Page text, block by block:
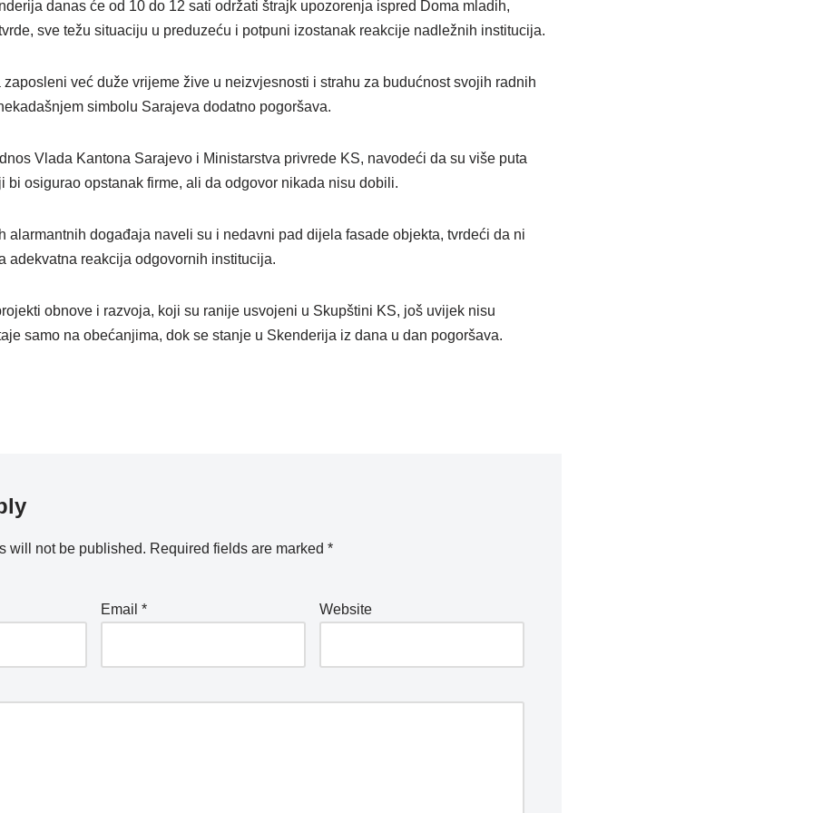
danas će od 10 do 12 sati održati štrajk upozorenja ispred Doma mladih,
sve težu situaciju u preduzeću i potpuni izostanak reakcije nadležnih institucija.
već duže vrijeme žive u neizvjesnosti i strahu za budućnost svojih radnih
simbolu Sarajeva dodatno pogoršava.
Vlada Kantona Sarajevo i Ministarstva privrede KS, navodeći da su više puta
bi osigurao opstanak firme, ali da odgovor nikada nisu dobili.
alarmantnih događaja naveli su i nedavni pad dijela fasade objekta, tvrdeći da ni
adekvatna reakcija odgovornih institucija.
obnove i razvoja, koji su ranije usvojeni u Skupštini KS, još uvijek nisu
samo na obećanjima, dok se stanje u Skenderija iz dana u dan pogoršava.
will not be published. Required fields are marked *
Email * Website